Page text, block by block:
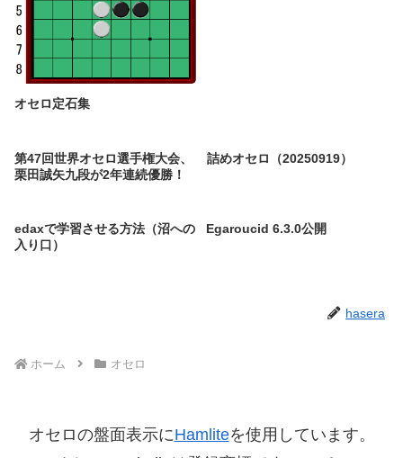
オセロ定石集
第47回世界オセロ選手権大会、
栗田誠矢九段が2年連続優勝！
詰めオセロ（20250919）
edaxで学習させる方法（沼への
入り口）
Egaroucid 6.3.0公開
hasera
ホーム オセロ
オセロの盤面表示にHamliteを使用しています。